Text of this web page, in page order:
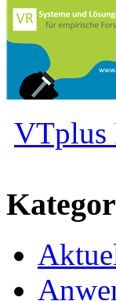
VTplus